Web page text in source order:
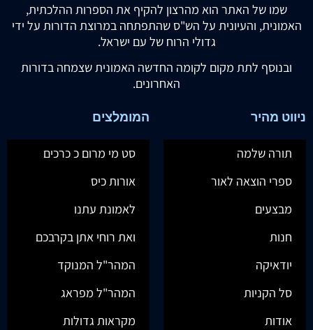
שמו של האתר הוא מהרצון להקיף את הספרות ההלכתית,
האמונית, והעיונית על הש"ס שהתפתחה במרוצת הדורות על ידי
גדולי הרוח של עם ישראל.
ובנוסף לתת מקום לקומה החדשה האמונית שצמחה בדורות
האחרונים.
ניווט מהיר
תורה שלמה
ספרי הוצאה לאור
מבצעים
חנות
יודאיקה
סל הקניות
אודות
המומלצים
סט מי מרום כ כרכים
אורות כיס
לאמונת עתנו
ואת רוחי אתן בקרבכם
המהר"ל המנוקד
המהר"ל מפראג
מקראות גדולות